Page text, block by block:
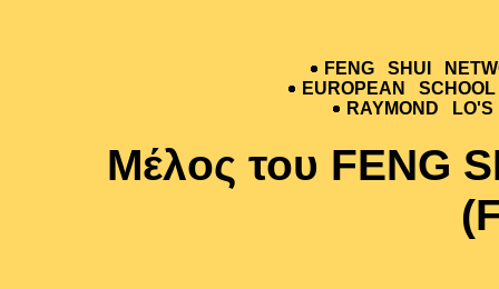
FENG SHUI
EUROPEAN
RAYMOND
Mέλος του FENG